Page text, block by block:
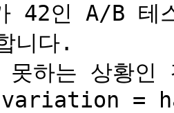
인 A/B 테스
니다.
하는 상황인
=